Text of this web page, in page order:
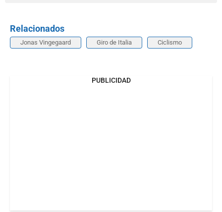
Relacionados
Jonas Vingegaard Giro de Italia Ciclismo
PUBLICIDAD